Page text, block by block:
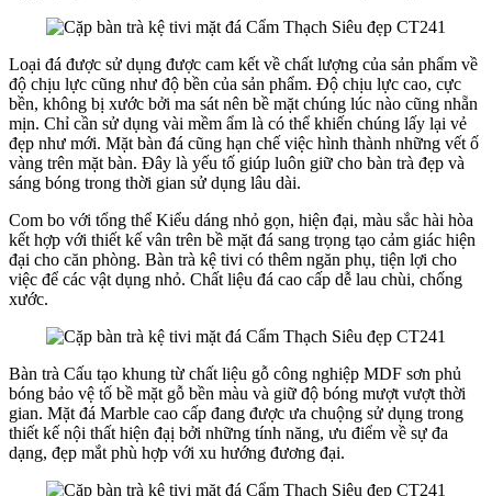
Loại đá được sử dụng được cam kết về chất lượng của sản phẩm về
độ chịu lực cũng như độ bền của sản phẩm. Độ chịu lực cao, cực
bền, không bị xước bởi ma sát nên bề mặt chúng lúc nào cũng nhẵn
mịn. Chỉ cần sử dụng vài mềm ẩm là có thể khiến chúng lấy lại vẻ
đẹp như mới. Mặt bàn đá cũng hạn chế việc hình thành những vết ố
vàng trên mặt bàn. Đây là yếu tố giúp luôn giữ cho bàn trà đẹp và
sáng bóng trong thời gian sử dụng lâu dài.
Com bo với tổng thể Kiểu dáng nhỏ gọn, hiện đại, màu sắc hài hòa
kết hợp với thiết kế vân trên bề mặt đá sang trọng tạo cảm giác hiện
đại cho căn phòng. Bàn trà kệ tivi có thêm ngăn phụ, tiện lợi cho
việc để các vật dụng nhỏ. Chất liệu đá cao cấp dễ lau chùi, chống
xước.
Bàn trà Cấu tạo khung từ chất liệu gỗ công nghiệp MDF sơn phủ
bóng bảo vệ tố bề mặt gỗ bền màu và giữ độ bóng mượt vượt thời
gian. Mặt đá Marble cao cấp đang được ưa chuộng sử dụng trong
thiết kế nội thất hiện đạị bởi những tính năng, ưu điểm về sự đa
dạng, đẹp mắt phù hợp với xu hướng đương đại.